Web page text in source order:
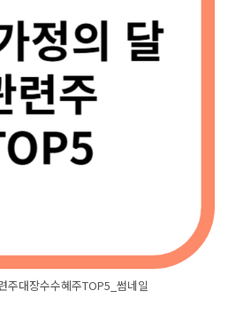
주대장수수혜주TOP5_썸네일